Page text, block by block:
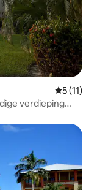
5 (11)
verdieping